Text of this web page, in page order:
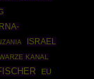
ISRAEL
KANAL
EU